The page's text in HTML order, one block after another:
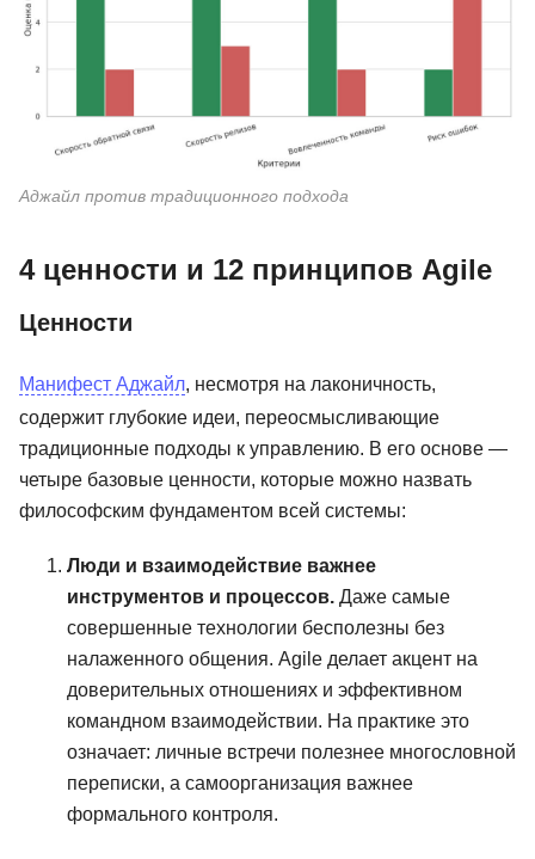
Аджайл против традиционного подхода
4 ценности и 12 принципов Agile
Ценности
Манифест Аджайл, несмотря на лаконичность,
содержит глубокие идеи, переосмысливающие
традиционные подходы к управлению. В его основе —
четыре базовые ценности, которые можно назвать
философским фундаментом всей системы:
Люди и взаимодействие важнее
инструментов и процессов. Даже самые
совершенные технологии бесполезны без
налаженного общения. Agile делает акцент на
доверительных отношениях и эффективном
командном взаимодействии. На практике это
означает: личные встречи полезнее многословной
переписки, а самоорганизация важнее
формального контроля.